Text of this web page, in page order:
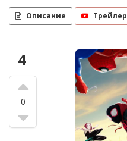
Описание Трейлер
4
0